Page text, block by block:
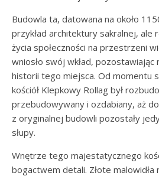
Budowla ta, datowana na około
przykład architektury sakralnej, ale
życia społeczności na przestrzeni
wniosło swój wkład, pozostawiając
historii tego miejsca. Od momentu
kościół Klepkowy Rollag był
przebudowywany i ozdabiany, aż
z oryginalnej budowli pozostały
słupy.
Wnętrze tego majestatycznego
bogactwem detali. Złote